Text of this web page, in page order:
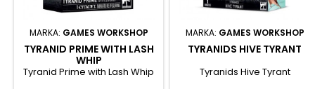
MARKA: GAMES WORKSHOP
TYRANID PRIME WITH LASH
WHIP
Tyranid Prime with Lash Whip
MARKA: GAMES WORKSHOP
TYRANIDS HIVE TYRANT
Tyranids Hive Tyrant